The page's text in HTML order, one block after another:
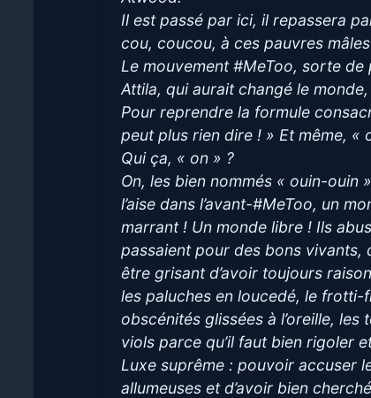
Il est passé par ici, il repassera
cou, coucou, à ces pauvres
Le mouvement #MeToo, sorte
Attila, qui aurait changé le
Pour reprendre la formule
peut plus rien dire ! » Et même, «
Qui ça, « on » ?
On, les bien nommés « ouin-ouin
l’aise dans l’avant-#MeToo, un
marrant ! Un monde libre ! Ils
passaient pour des bons vivants,
être grisant d’avoir toujours
les paluches en loucedé, le
obscénités glissées à l’oreille,
viols parce qu’il faut bien rigoler
Luxe suprême : pouvoir accuser
allumeuses et d’avoir bien